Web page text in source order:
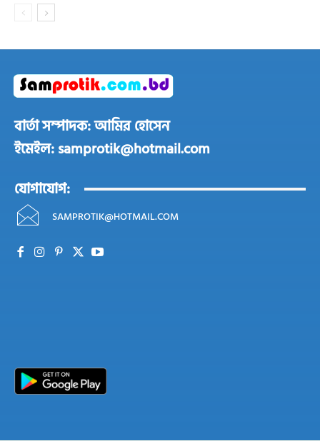
বার্তা সম্পাদক: আমির হোসেন
ইমেইল: samprotik@hotmail.com
যোগাযোগ:
SAMPROTIK@HOTMAIL.COM